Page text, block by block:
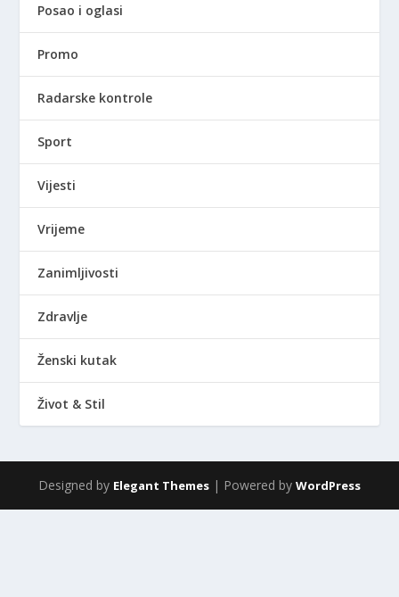
Posao i oglasi
Promo
Radarske kontrole
Sport
Vijesti
Vrijeme
Zanimljivosti
Zdravlje
Ženski kutak
Život & Stil
Designed by Elegant Themes | Powered by WordPress